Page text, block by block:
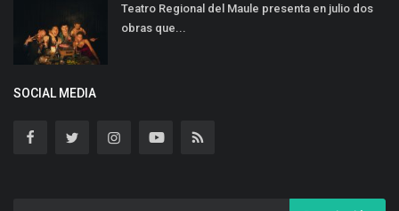
Teatro Regional del Maule presenta en julio dos
obras que...
SOCIAL MEDIA